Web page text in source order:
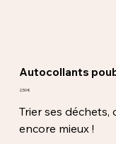
Autocollants
Prix
2,50 €
Trier ses
encore mieux !